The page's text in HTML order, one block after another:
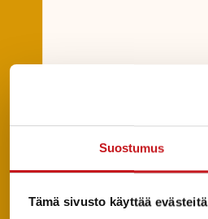
Suostumus
Tämä sivusto käyttää evästeitä